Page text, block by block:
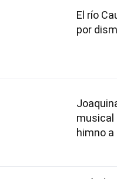
El río
por
musical
himno